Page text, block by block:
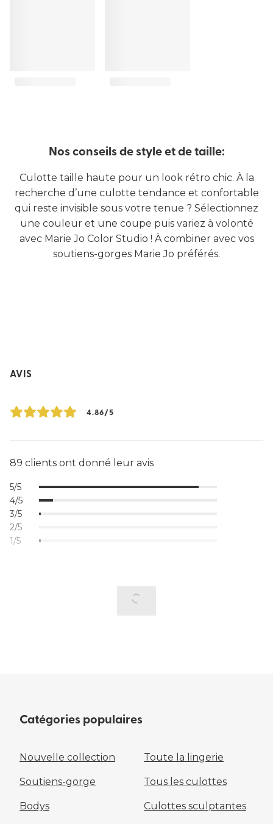
Nos conseils de style et de taille:
Culotte taille haute pour un look rétro chic. À la
recherche d’une culotte tendance et confortable
qui reste invisible sous votre tenue ? Sélectionnez
une couleur et une coupe puis variez à volonté
avec Marie Jo Color Studio ! À combiner avec vos
soutiens-gorges Marie Jo préférés.
AVIS
4.86/5
89 clients ont donné leur avis
5/5
4/5
3/5
2/5
1/5
Catégories populaires
Nouvelle collection Toute la lingerie
Soutiens-gorge Tous les culottes
Bodys Culottes sculptantes